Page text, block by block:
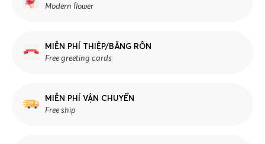
Modern flower
MIỄN PHÍ THIỆP/BĂNG RÔN
Free greeting cards
MIỄN PHÍ VẬN CHUYỂN
Free ship